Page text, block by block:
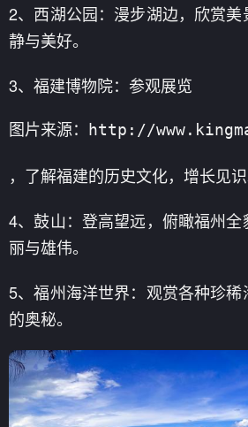
2、西湖公园：漫步湖边，欣赏
静与美好。
3、福建博物院：参观展览
图片来源：http://
，了解福建的历史文化，增长见识
4、鼓山：登高望远，俯瞰福州
丽与雄伟。
5、福州海洋世界：观赏各种珍
的奥秘。